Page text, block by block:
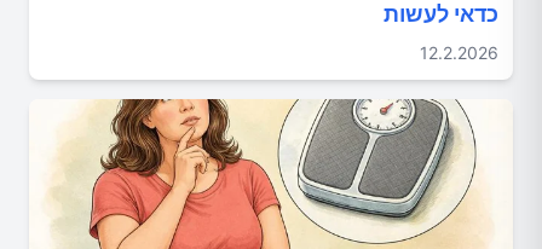
כדאי לעשות
12.2.2026